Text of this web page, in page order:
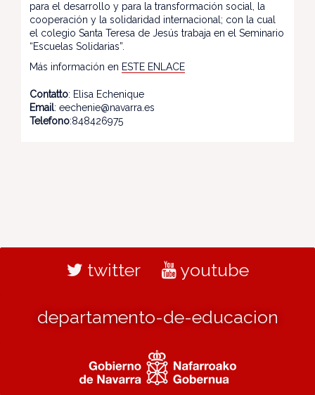
para el desarrollo y para la transformación social, la
cooperación y la solidaridad internacional; con la cual
el colegio Santa Teresa de Jesús trabaja en el Seminario
“Escuelas Solidarias”.
Más información en ESTE ENLACE
Contatto: Elisa Echenique
Email: eechenie@navarra.es
Telefono:848426975
twitter youtube
departamento-de-educacion